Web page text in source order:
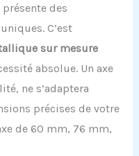
des
C’est
sur mesure
absolue. Un axe
ne s’adaptera
précises de votre
de 60 mm, 76 mm,